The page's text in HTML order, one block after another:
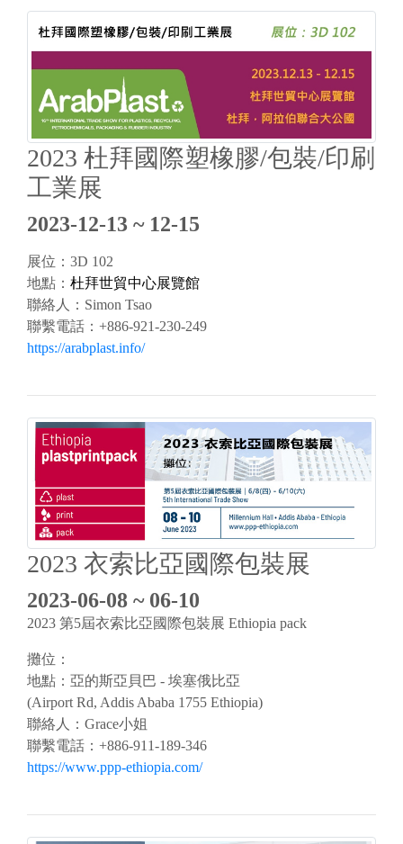
2023 杜拜國際塑橡膠/包裝/印刷
工業展
2023-12-13 ~ 12-15
展位：3D 102
地點： 杜拜世貿中心展覽館
聯絡人： Simon Tsao
聯繫電話： +886-921-230-249
https://arabplast.info/
2023 衣索比亞國際包裝展
2023-06-08 ~ 06-10
2023 第5屆衣索比亞國際包裝展 Ethiopia pack
攤位：
地點：亞的斯亞貝巴 - 埃塞俄比亞
(Airport Rd, Addis Ababa 1755 Ethiopia)
聯絡人：Grace小姐
聯繫電話：+886-911-189-346
https://www.ppp-ethiopia.com/